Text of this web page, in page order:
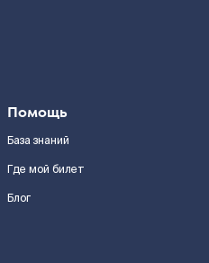
Помощь
База знаний
Где мой билет
Блог